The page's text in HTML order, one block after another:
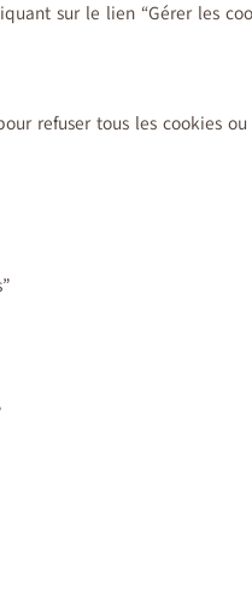
sur le lien “Gérer les
refuser tous les cookies